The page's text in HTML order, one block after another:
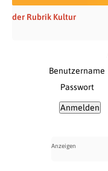
der Rubrik Kultur
Benutzername
Passwort